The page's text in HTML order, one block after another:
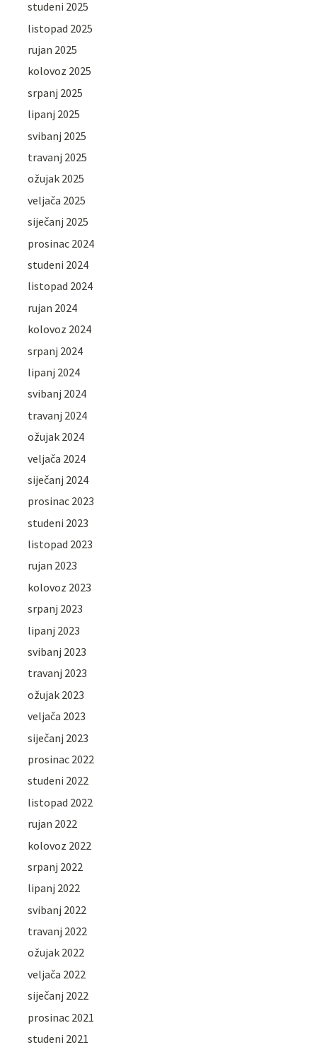
studeni 2025
listopad 2025
rujan 2025
kolovoz 2025
srpanj 2025
lipanj 2025
svibanj 2025
travanj 2025
ožujak 2025
veljača 2025
siječanj 2025
prosinac 2024
studeni 2024
listopad 2024
rujan 2024
kolovoz 2024
srpanj 2024
lipanj 2024
svibanj 2024
travanj 2024
ožujak 2024
veljača 2024
siječanj 2024
prosinac 2023
studeni 2023
listopad 2023
rujan 2023
kolovoz 2023
srpanj 2023
lipanj 2023
svibanj 2023
travanj 2023
ožujak 2023
veljača 2023
siječanj 2023
prosinac 2022
studeni 2022
listopad 2022
rujan 2022
kolovoz 2022
srpanj 2022
lipanj 2022
svibanj 2022
travanj 2022
ožujak 2022
veljača 2022
siječanj 2022
prosinac 2021
studeni 2021